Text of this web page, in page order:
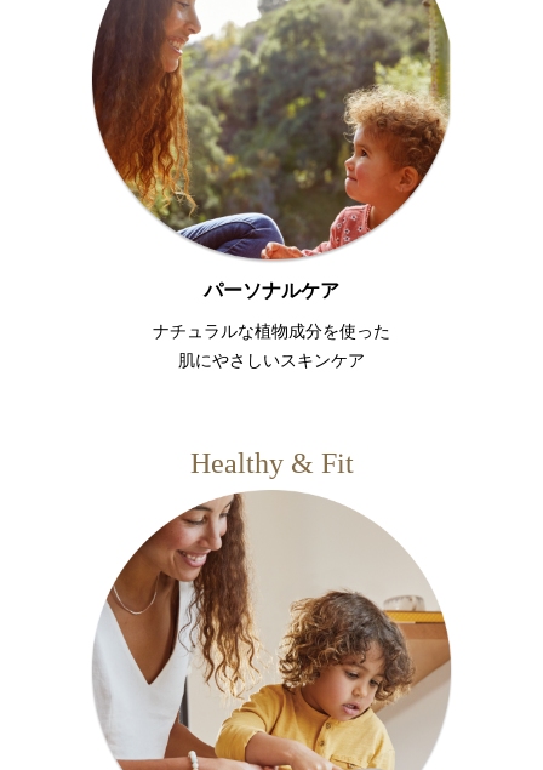
パーソナルケア
ナチュラルな植物成分を使った
肌にやさしいスキンケア
Healthy & Fit